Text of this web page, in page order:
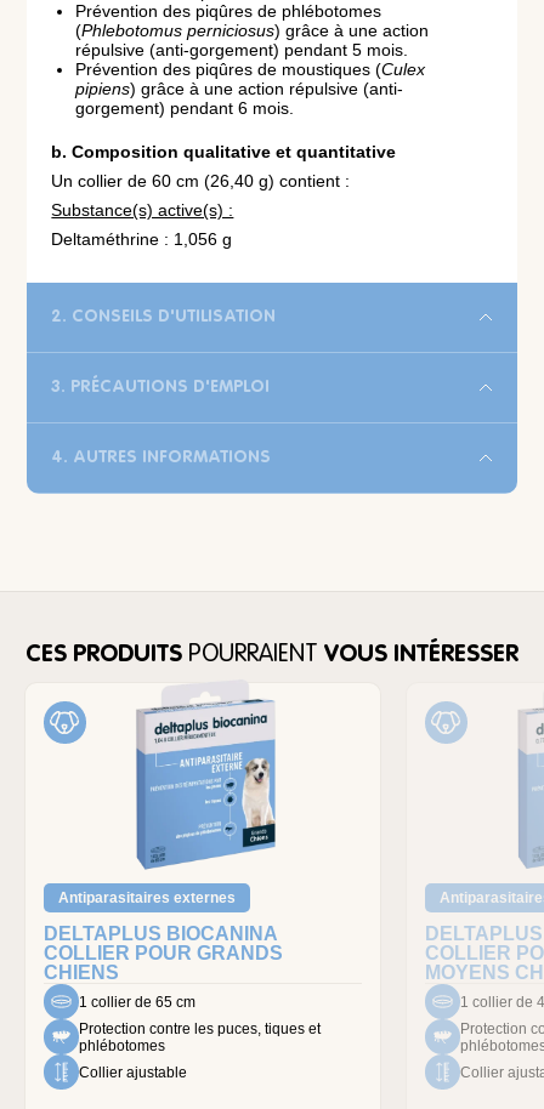
Prévention des piqûres de phlébotomes
(Phlebotomus perniciosus) grâce à une action
répulsive (anti-gorgement) pendant 5 mois.
Prévention des piqûres de moustiques (Culex
pipiens) grâce à une action répulsive (anti-
gorgement) pendant 6 mois.
b. Composition qualitative et quantitative
Un collier de 60 cm (26,40 g) contient :
Substance(s) active(s) :
Deltaméthrine : 1,056 g
2. CONSEILS D'UTILISATION
3. PRÉCAUTIONS D'EMPLOI
4. AUTRES INFORMATIONS
CES PRODUITS POURRAIENT VOUS INTÉRESSER
Antiparasitaires externes
DELTAPLUS BIOCANINA
COLLIER POUR GRANDS
CHIENS
1 collier de 65 cm
Protection contre les puces, tiques et
phlébotomes
Collier ajustable
COLLIER
MOYENS
1 collier de
Protection
Collier